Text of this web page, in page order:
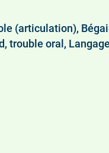
(articulation),
trouble oral,